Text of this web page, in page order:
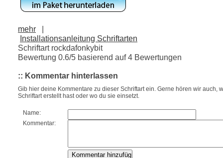
mehr
|
Installationsanleitung Schriftarten
Schriftart rockdafonkybit
Bewertung 0.6/5 basierend auf4 Bewertungen
:: Kommentar hinterlassen
Gib hier deine Kommentare zu dieser Schriftart ein. Gerne hören wir auch,
Schriftart erstellt hast oder wo du sie einsetzt.
Name:
Kommentar: